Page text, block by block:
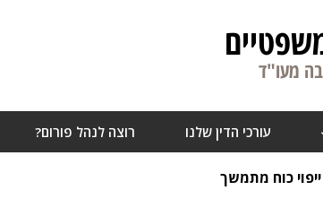
מעו"ד
עורכי הדין שלנו רוצה לנהל פורום?
כוח מתמשך